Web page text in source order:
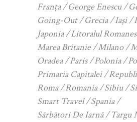
Franța
George Enescu
Going-Out
Grecia Iași
Japonia
Litoralul
Marea Britanie
Milano
Oradea
Paris Polonia
Primaria Capitalei
Roma
Romania Sibiu
Smart Travel
Spania
Sărbători De Iarnă
Targu